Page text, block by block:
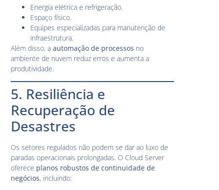
Energia elétrica e refrigeração.
Espaço físico.
Equipes especializadas para manutenção de
infraestrutura.
Além disso, aautomação de processos no
ambiente de nuvem reduz erros e aumenta a
produtividade.
5. Resiliência e
Recuperação de
Desastres
Os setores regulados não podem se dar ao luxo de
paradas operacionais prolongadas. O Cloud Server
oferece planos robustos de continuidade de
negócios, incluindo: